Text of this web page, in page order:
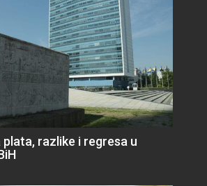
razlike i regresa u